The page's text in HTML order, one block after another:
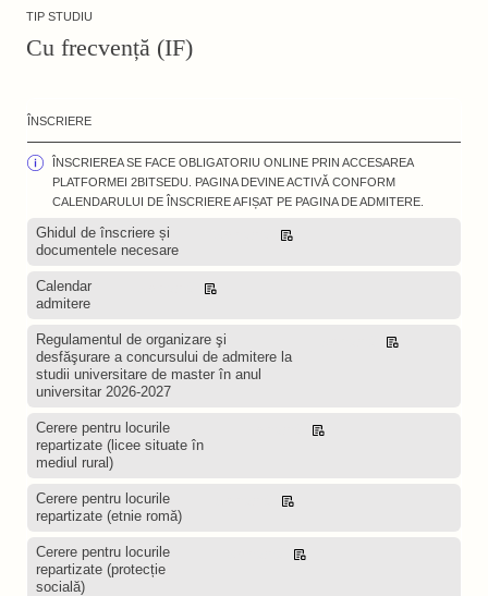
TIP STUDIU
Cu frecvență (IF)
ÎNSCRIERE
ÎNSCRIEREA SE FACE OBLIGATORIU ONLINE PRIN ACCESAREA
PLATFORMEI 2BITSEDU. PAGINA DEVINE ACTIVĂ CONFORM
CALENDARULUI DE ÎNSCRIERE AFIȘAT PE PAGINA DE ADMITERE.
Ghidul de înscriere și
documentele necesare
Calendar
admitere
Regulamentul de organizare şi
desfăşurare a concursului de admitere la
studii universitare de master în anul
universitar 2026-2027
Cerere pentru locurile
repartizate (licee situate în
mediul rural)
Cerere pentru locurile
repartizate (etnie romă)
Cerere pentru locurile
repartizate (protecție
socială)